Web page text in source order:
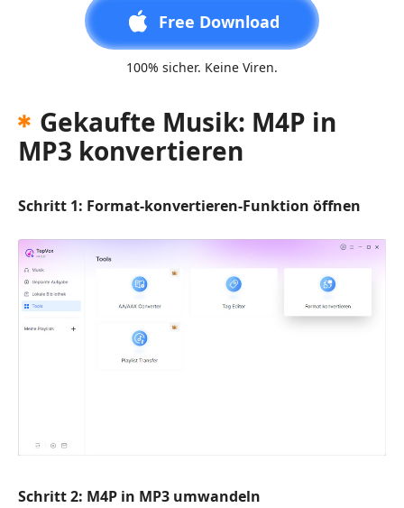
Free Download
100% sicher. Keine Viren.
Gekaufte Musik: M4P in
MP3 konvertieren
Schritt 1: Format-konvertieren-Funktion öffnen
Schritt 2: M4P in MP3 umwandeln